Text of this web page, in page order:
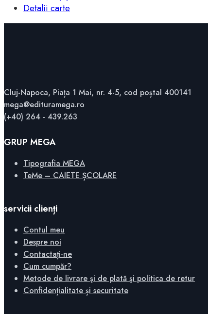
Detalii carte
Cluj-Napoca, Piața 1 Mai, nr. 4-5, cod poștal 400141
mega@edituramega.ro
(+40) 264 - 439.263
GRUP MEGA
Tipografia MEGA
TeMe – CAIETE ȘCOLARE
servicii clienți
Contul meu
Despre noi
Contactați-ne
Cum cumpăr?
Metode de livrare şi de plată şi politica de retur
Confidențialitate și securitate